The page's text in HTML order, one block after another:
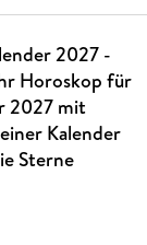
2027 -
Horoskop für
2027 mit
Kalender
Sterne